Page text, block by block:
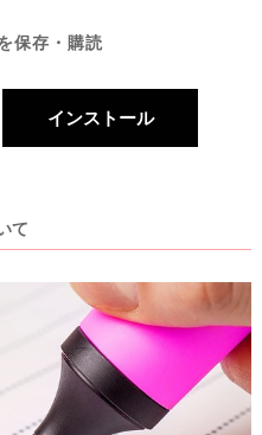
保存・購読
インストール
て